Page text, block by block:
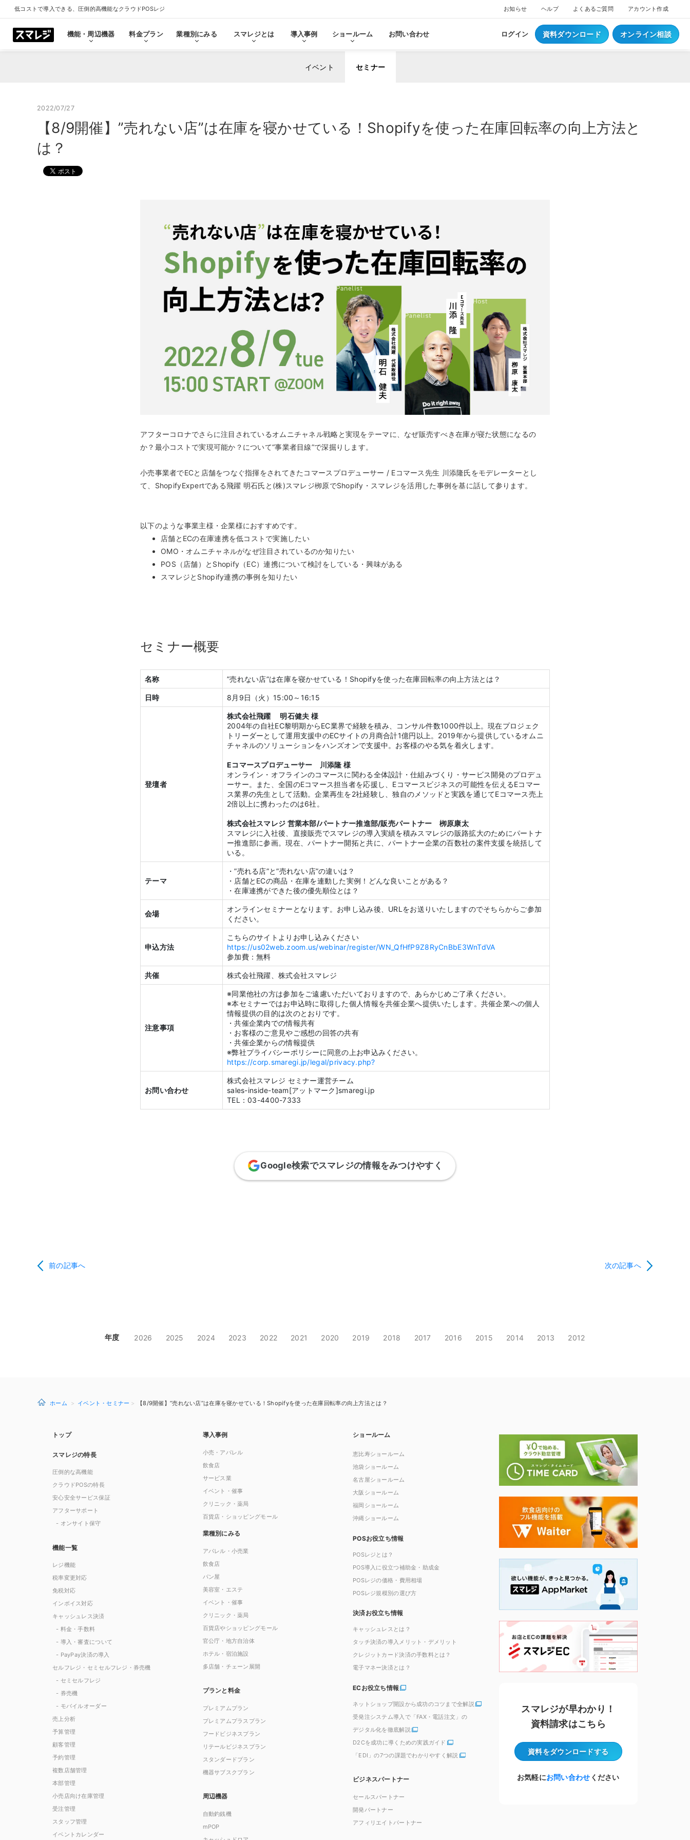
低コストで導入できる、圧倒的高機能なクラウドPOSレジ お知らせ ヘルプ よくあるご質問 アカウント作成
機能・周辺機器
機能・周辺機器
基本のレジ機能
拡張機能・
スマレジEC
サポート機能
トレーニングモード
アラート通知機能
予約管理
複数店舗管理
本部管理
小売店向け在庫管理
受注管理
スタッフ管理
イベントカレンダー
周辺機器
自動釣銭機
レジ一体型ドロア mPOP
マルチ決済端末
料金プラン
料金プラン
リテールビジネス
その他サービス
業種別にみる
業種別にみる
NEW
イベント・催事で使う 官公庁・地方自治体で使う
スマレジとは
スマレジとは
安心・安全のサービス保証 アフターサポート
導入について
ついて
導入事例
導入事例
イベント・催事
百貨店・ショッピングモー
ル
ショールーム
ショールーム
福岡ショールーム 沖縄ショールーム
お問い合わせ ログイン 資料ダウンロード オンライン相談
イベント セミナー
2022/07/27
【8/9開催】”売れない店”は在庫を寝かせている！Shopifyを使った在庫回転率の向上方法と
は？
アフターコロナでさらに注目されているオムニチャネル戦略と実現をテーマに、なぜ販売すべき在庫が寝た状態になるの
か？最小コストで実現可能か？について“事業者目線”で深掘りします。
小売事業者でECと店舗をつなぐ指揮をされてきたコマースプロデューサー / Eコマース先生 川添隆氏をモデレーターとし
て、ShopifyExpertである飛躍 明石氏と(株)スマレジ栁原でShopify・スマレジを活用した事例を基に話して参ります。
以下のような事業主様・企業様におすすめです。
店舗とECの在庫連携を低コストで実施したい
OMO・オムニチャネルがなぜ注目されているのか知りたい
POS（店舗）とShopify（EC）連携について検討をしている・興味がある
スマレジとShopify連携の事例を知りたい
セミナー概要
名称 ”売れない店”は在庫を寝かせている！Shopifyを使った在庫回転率の向上方法とは？
日時 8月9日（火）15:00～16:15
登壇者
株式会社飛躍 明石健夫 様
2004年の自社EC黎明期からEC業界で経験を積み、コンサル件数1000件以上。現在プロジェク
トリーダーとして運用支援中のECサイトの月商合計1億円以上。2019年から提供しているオムニ
チャネルのソリューションをハンズオンで支援中。お客様のやる気を着火します。
Eコマースプロデューサー 川添隆 様
オンライン・オフラインのコマースに関わる全体設計・仕組みづくり・サービス開発のプロデュ
ーサー。また、全国のEコマース担当者を応援し、Eコマースビジネスの可能性を伝えるEコマー
ス業界の先生として活動。企業再生を2社経験し、独自のメソッドと実践を通じてEコマース売上
2倍以上に携わったのは6社。
株式会社スマレジ 営業本部/パートナー推進部/販売パートナー 栁原康太
スマレジに入社後、直接販売でスマレジの導入実績を積みスマレジの販路拡大のためにパートナ
ー推進部に参画。現在、パートナー開拓と共に、パートナー企業の百数社の案件支援を統括して
いる。
テーマ
・”売れる店”と”売れない店”の違いは？
・店舗とECの商品・在庫を連動した実例！どんな良いことがある？
・在庫連携ができた後の優先順位とは？
会場
オンラインセミナーとなります。お申し込み後、URLをお送りいたしますのでそちらからご参加
ください。
申込方法
こちらのサイトよりお申し込みください
https://us02web.zoom.us/webinar/register/WN_QfHfP9Z8RyCnBbE3WnTdVA
参加費：無料
共催 株式会社飛躍、株式会社スマレジ
注意事項
※同業他社の方は参加をご遠慮いただいておりますので、あらかじめご了承ください。
※本セミナーではお申込時に取得した個人情報を共催企業へ提供いたします。共催企業への個人
情報提供の目的は次のとおりです。
・共催企業内での情報共有
・お客様のご意見やご感想の回答の共有
・共催企業からの情報提供
※弊社プライバシーポリシーに同意の上お申込みください。
https://corp.smaregi.jp/legal/privacy.php?
お問い合わせ
株式会社スマレジ セミナー運営チーム
sales-inside-team[アットマーク]smaregi.jp
TEL：03-4400-7333
Google検索でスマレジの情報をみつけやすく
前の記事へ 次の記事へ
年度 2026 2025 2024 2023 2022 2021 2020 2019 2018 2017 2016 2015 2014 2013 2012
ホーム イベント・セミナー 【8/9開催】”売れない店”は在庫を寝かせている！Shopifyを使った在庫回転率の向上方法とは？
トップ
スマレジの特長
圧倒的な高機能
クラウドPOSの特長
安心安全サービス保証
アフターサポート
- オンサイト保守
機能一覧
レジ機能
税率変更対応
免税対応
インボイス対応
キャッシュレス決済
- 料金・手数料
- 導入・審査について
- PayPay決済の導入
セルフレジ・セミセルフレジ・券売機
- セミセルフレジ
- 券売機
- モバイルオーダー
売上分析
予算管理
顧客管理
予約管理
複数店舗管理
本部管理
小売店向け在庫管理
受注管理
スタッフ管理
イベントカレンダー
導入事例
小売・アパレル
飲食店
サービス業
イベント・催事
クリニック・薬局
百貨店・ショッピングモール
業種別にみる
アパレル・小売業
飲食店
パン屋
美容室・エステ
イベント・催事
クリニック・薬局
百貨店やショッピングモール
官公庁・地方自治体
ホテル・宿泊施設
多店舗・チェーン展開
プランと料金
プレミアムプラン
プレミアムプラスプラン
フードビジネスプラン
リテールビジネスプラン
スタンダードプラン
機器サブスクプラン
周辺機器
自動釣銭機
mPOP
ショールーム
恵比寿ショールーム
池袋ショールーム
名古屋ショールーム
大阪ショールーム
福岡ショールーム
沖縄ショールーム
POSお役立ち情報
POSレジとは？
POS導入に役立つ補助金・助成金
POSレジの価格・費用相場
POSレジ規模別の選び方
決済お役立ち情報
キャッシュレスとは？
タッチ決済の導入メリット・デメリット
クレジットカード決済の手数料とは？
電子マネー決済とは？
ECお役立ち情報
ネットショップ開設から成功のコツまで全解説
受発注システム導入で「FAX・電話注文」の
デジタル化を徹底解説
D2Cを成功に導くための実践ガイド
「EDI」の7つの課題でわかりやすく解説
ビジネスパートナー
セールスパートナー
開発パートナー
アフィリエイトパートナー
スマレジが早わかり！
資料請求はこちら
資料をダウンロードする
お気軽にお問い合わせ ください